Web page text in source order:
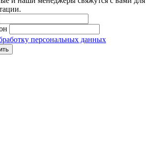
персональных данных